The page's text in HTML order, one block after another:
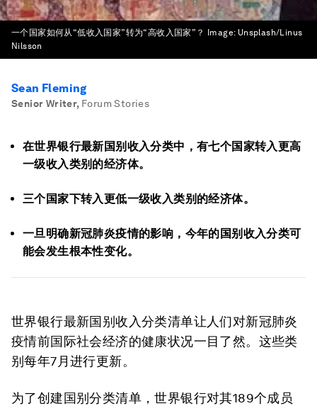
一个国家如何从“低收入国家”转为“高收入国家”？ Image: Unsplash/Linus
Nilsson
Sean Fleming
Senior Writer, Forum Stories
在世界银行最新国别收入分类中，有七个国家转入更高
一级收入类别的经济体。
三个国家下转入更低一级收入类别的经济体。
一旦明确新冠肺炎疫情的影响，今年的国别收入分类可
能会发生根本性变化。
世界银行最新国别收入分类清单让人们对新冠肺炎
疫情前国际社会经济的健康状况一目了然。这些类
别每年7月进行更新。
为了创建国别分类清单，世界银行对其189个成员